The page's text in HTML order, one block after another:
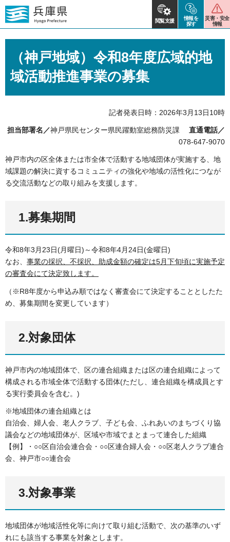
閲覧支援
情報を
探す
災害・安全
情報
（神戸地域）令和8年度広域的地
域活動推進事業の募集
記者発表日時：2026年3月13日10時
担当部署名／神戸県民センター県民躍動室総務防災課 直通電話／
078-647-9070
神戸市内の区全体または市全体で活動する地域団体が実施する、地
域課題の解決に資するコミュニティの強化や地域の活性化につなが
る交流活動などの取り組みを支援します。
1.募集期間
令和8年3月23日(月曜日)～令和8年4月24日(金曜日)
なお、 事業の採択、不採択、助成金額の確定は5月下旬頃に実施予定
の審査会にて決定致します。
（※R8年度から申込み順ではなく審査会にて決定することとしたた
め、募集期間を変更しています）
2.対象団体
神戸市内の地域団体で、区の連合組織または区の連合組織によって
構成される市域全体で活動する団体(ただし、連合組織を構成員とす
る実行委員会を含む。)
※地域団体の連合組織とは
自治会、婦人会、老人クラブ、子ども会、ふれあいのまちづくり協
議会などの地域団体が、区域や市域でまとまって連合した組織
【例】・○○区自治会連合会・○○区連合婦人会・○○区老人クラブ連合
会、神戸市○○連合会
3.対象事業
地域団体が地域活性化等に向けて取り組む活動で、次の基準のいず
れにも該当する事業を対象とします。